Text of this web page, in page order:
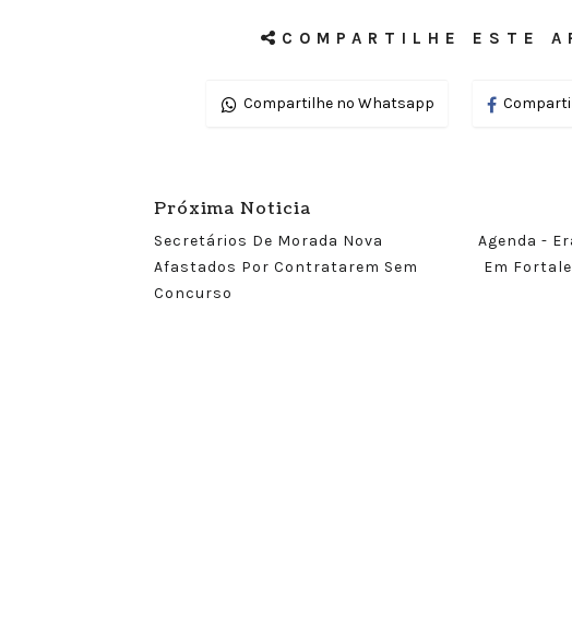
COMPARTILHE ESTE
Compartilhe no Whatsapp
Próxima Noticia
Secretários De Morada Nova
Afastados Por Contratarem Sem
Concurso
Agenda -
Em